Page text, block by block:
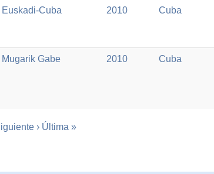
Euskadi-Cuba 2010 Cuba
Mugarik Gabe 2010 Cuba
› Última »